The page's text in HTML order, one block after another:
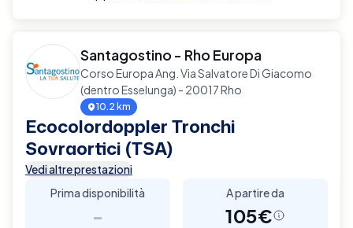
Santagostino - Rho Europa
Corso Europa Ang. Via Salvatore Di Giacomo
(dentro Esselunga) - 20017 Rho
10.2 km
Ecocolordoppler Tronchi
Sovraortici (TSA)
Vedi altre prestazioni
Prima disponibilità
-
A partire da
105€